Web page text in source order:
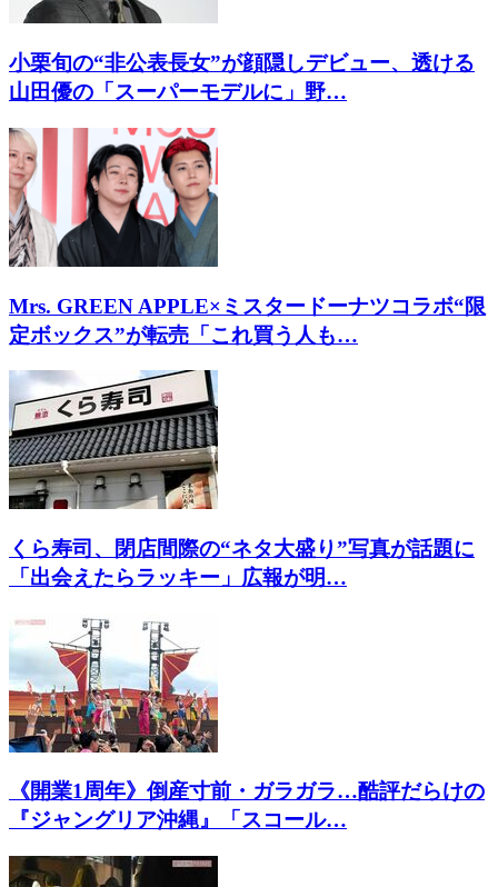
小栗旬の“非公表長女”が顔隠しデビュー、透ける
山田優の「スーパーモデルに」野…
Mrs. GREEN APPLE×ミスタードーナツコラボ“限
定ボックス”が転売「これ買う人も…
くら寿司、閉店間際の“ネタ大盛り”写真が話題に
「出会えたらラッキー」広報が明…
《開業1周年》倒産寸前・ガラガラ…酷評だらけの
『ジャングリア沖縄』「スコール…